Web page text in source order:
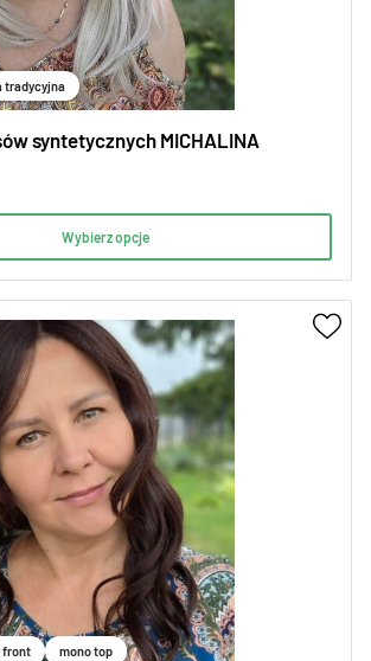
tradycyjna
syntetycznych MICHALINA
Wybierz opcje
front mono top